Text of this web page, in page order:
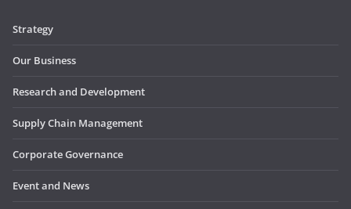
Strategy
Our Business
Research and Development
Supply Chain Management
Corporate Governance
Event and News